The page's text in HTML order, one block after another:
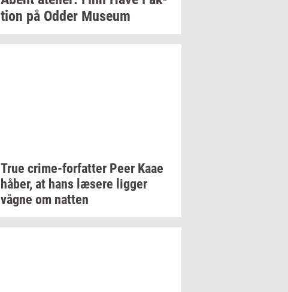
tion på Odder Mu­se­um
True crime-​forfatter Peer Kaae
håber, at hans læ­se­re lig­ger
vågne om nat­ten